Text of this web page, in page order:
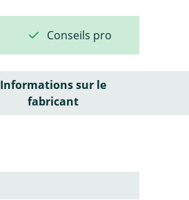
Conseils pro
Informations sur le
fabricant